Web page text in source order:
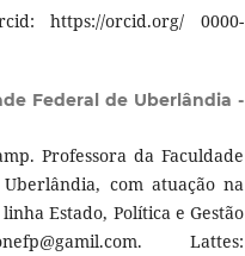
https://orcid.org/ 0000-
Federal de Uberlândia -
Professora da Faculdade
com atuação na
Estado, Política e Gestão
Lattes: